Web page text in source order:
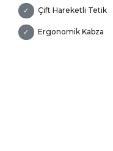
✓ Çift Hareketli Tetik
✓ Ergonomik Kabza